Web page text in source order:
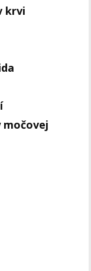
krvi
močovej